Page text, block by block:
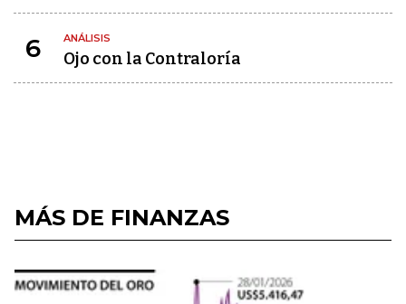
6 ANÁLISIS
Ojo con la Contraloría
MÁS DE FINANZAS